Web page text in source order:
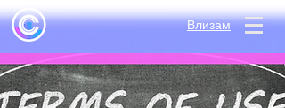
Влизам